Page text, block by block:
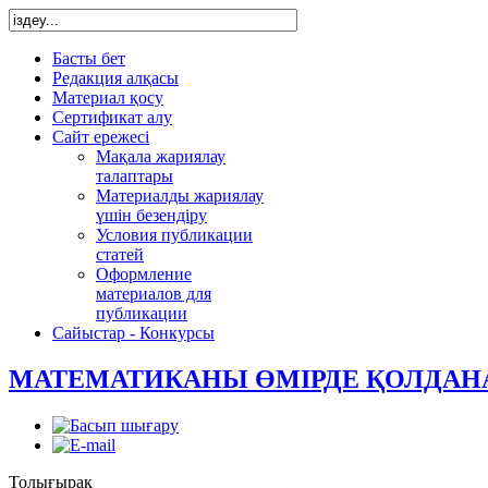
Басты бет
Редакция алқасы
Материал қосу
Сертификат алу
Сайт ережесі
Мақала жариялау
талаптары
Материалды жариялау
үшін безендіру
Условия публикации
статей
Оформление
материалов для
публикации
Сайыстар - Конкурсы
МАТЕМАТИКАНЫ ӨМІРДЕ
Толығырақ